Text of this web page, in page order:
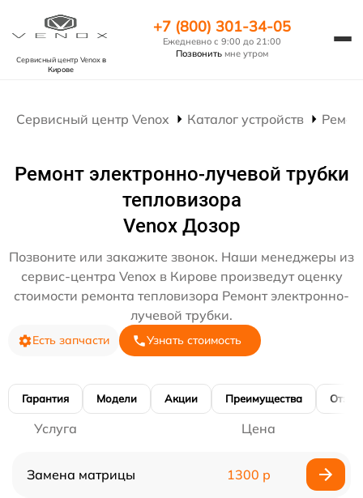
Сервисный центр Venoxв
Кирове
+7 (800) 301-34-05
Ежедневно с 9:00 до 21:00
Позвонить мне утром
Сервисный центр Venox Каталог устройств
Ремонт электронно-лучевой трубки
тепловизора
Venox Дозор
Позвоните или закажите звонок. Наши менеджеры из
сервис-центра Venox в Кирове произведут оценку
стоимости ремонта тепловизора Ремонт электронно-
лучевой трубки.
Есть запчасти Узнать стоимость
Гарантия Модели Акции Преимущества
Услуга Цена
Замена матрицы 1300 р